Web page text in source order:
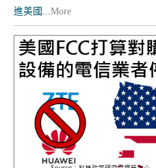
進美國...More